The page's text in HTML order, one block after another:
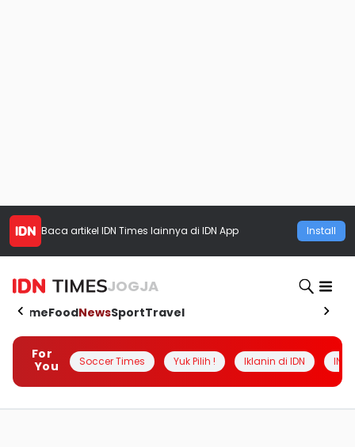
Baca artikel IDN Times lainnya di IDN App Install
JOGJA
HomeFoodNewsSportTravel
For
You
Soccer Times Yuk Pilih ! Iklanin di IDN